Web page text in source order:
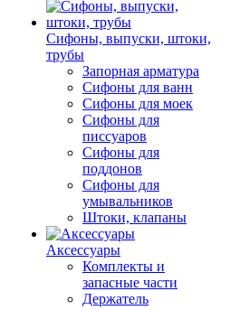
Сифоны, выпуски, штоки,
трубы
Запорная арматура
Сифоны для ванн
Сифоны для моек
Сифоны для
писсуаров
Сифоны для
поддонов
Сифоны для
умывальников
Штоки, клапаны
Аксессуары
Комплекты и
запасные части
Держатель